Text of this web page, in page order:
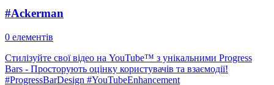
#Ackerman
0 елементів
Стилізуйте свої відео на YouTube™ з унікальними Progress
Bars - Просторують оцінку користувачів та взаємодії!
#ProgressBarDesign #YouTubeEnhancement